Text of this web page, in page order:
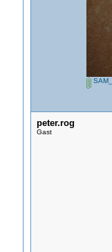
peter.rog
Gast